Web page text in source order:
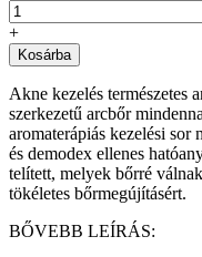
+
Kosárba
Akne kezelés természetes
szerkezetű arcbőr
aromaterápiás kezelési
és demodex ellenes
telített, melyek bőrré
tökéletes bőrmegújításért.
BŐVEBB LEÍRÁS: